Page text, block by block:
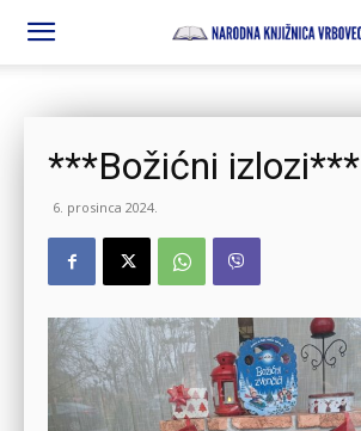
***Božićni izlozi***
6. prosinca 2024.